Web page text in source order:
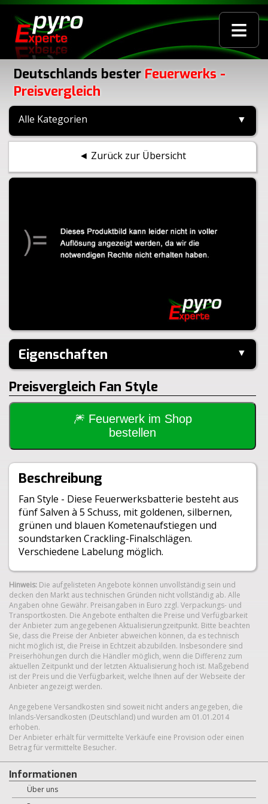
≡
Deutschlands bester Feuerwerks -
Preisvergleich
Alle Kategorien ▼
◄ Zurück zur Übersicht
Eigenschaften ▼
Hersteller:
Keller
Performance:
V-Shape
Kaliber:
20mm
Schuss:
25
30m
15sek
Inhalt je VE:
8 Stück
Größe:
20x15x14cm
Gewicht Brutto:
Gewicht Netto:
BAM:
BAM-PII-2258
Preisvergleich Fan Style
🎆 Feuerwerk im Shop
bestellen
Beschreibung
Fan Style - Diese Feuerwerksbatterie besteht aus
fünf Salven à 5 Schuss, mit goldenen, silbernen,
grünen und blauen Kometenaufstiegen und
soundstarken Crackling-Finalschlägen.
Verschiedene Labelung möglich.
Hinweis: Die aufgelisteten Angebote können unvollständig sein und
decken den Markt aus technischen Gründen nicht vollständig ab. Alle
Angaben ohne Gewähr. Preisangaben in Euro zzgl. Verpackungs- und
Transportkosten. Die Angebote enthalten die Preise und Verfügbarkeit
der Anbieter zum angegebenen Aktualisierungzeitpunkt. Bitte beachten
Sie, dass die Preise der Anbieter abweichen können, da es technisch
nicht möglich ist, die Preise in Echtzeit abzubilden. Insbesondere sind
Preiserhöhungen durch die Händler möglich, wenn die Differenz zum
aktuellen Zeitpunkt und der letzten Aktualisierung hoch ist. Maßgebend
ist der Preis und die Verfügbarkeit, welche Ihnen auf der Webseite der
Anbieter angezeigt werden.
Angegebene Versandkosten sind soweit nicht anders angegeben, die
Inlands-Versandkosten (Deutschland) und wurden am 01.01.2014
erhoben.
Der Anbieter erhält für vermittelte Verkäufe eine Provision oder einen
Betrag für vermittelte Besucher.
Informationen
Über uns